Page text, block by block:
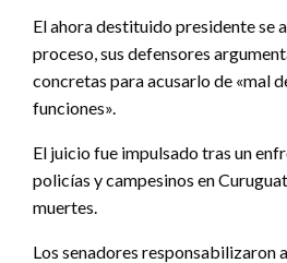
El ahora destituido presidente se
proceso, sus defensores
concretas para acusarlo de «mal
funciones».
El juicio fue impulsado tras un
policías y campesinos en
muertes.
Los senadores responsabilizaron